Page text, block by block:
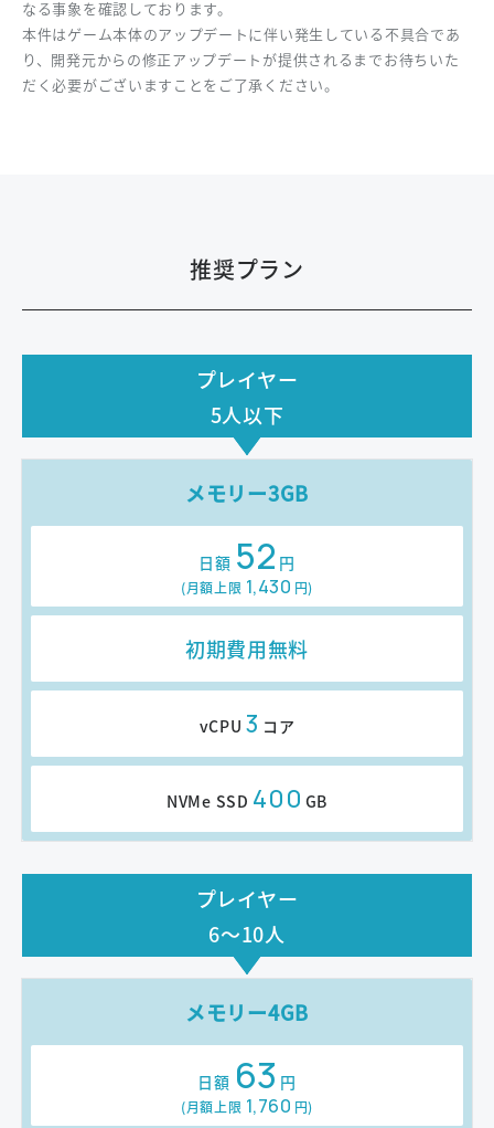
なる事象を確認しております。
本件はゲーム本体のアップデートに伴い発生している不具合であ
り、開発元からの修正アップデートが提供されるまでお待ちいた
だく必要がございますことをご了承ください。
推奨プラン
プレイヤー
5人以下
メモリー3GB
日額 52 円
(月額上限 1,430 円)
初期費用無料
vCPU3 コア
NVMe SSD 400 GB
プレイヤー
6～10人
メモリー4GB
日額 63 円
(月額上限 1,760 円)